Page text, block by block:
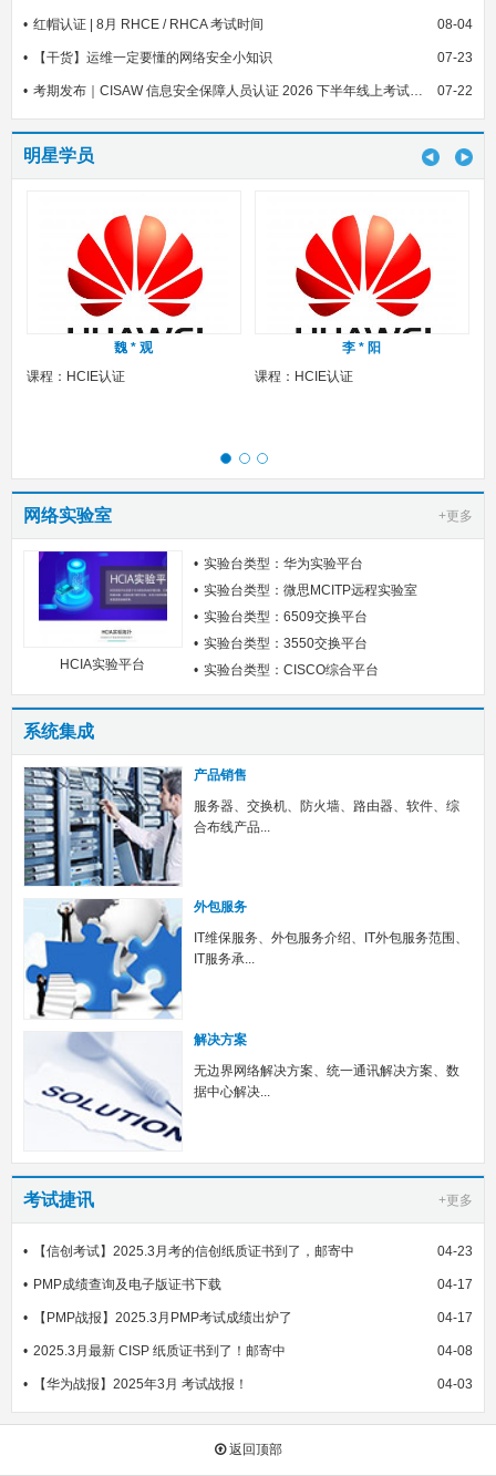
红帽认证 | 8月 RHCE / RHCA 考试时间 08-04
【干货】运维一定要懂的网络安全小知识 07-23
考期发布｜CISAW 信息安全保障人员认证 2026 下半年线上考试安排 07-22
明星学员
魏 * 观
课程：HCIE认证
李 * 阳
课程：HCIE认证
网络实验室 +更多
HCIA实验平台
实验台类型：华为实验平台
实验台类型：微思MCITP远程实验室
实验台类型：6509交换平台
实验台类型：3550交换平台
实验台类型：CISCO综合平台
系统集成
产品销售
服务器、交换机、防火墙、路由器、软件、综
合布线产品...
外包服务
IT维保服务、外包服务介绍、IT外包服务范围、
IT服务承...
解决方案
无边界网络解决方案、统一通讯解决方案、数
据中心解决...
考试捷讯 +更多
【信创考试】2025.3月考的信创纸质证书到了，邮寄中 04-23
PMP成绩查询及电子版证书下载 04-17
【PMP战报】2025.3月PMP考试成绩出炉了 04-17
2025.3月最新 CISP 纸质证书到了！邮寄中 04-08
【华为战报】2025年3月 考试战报！ 04-03
返回顶部